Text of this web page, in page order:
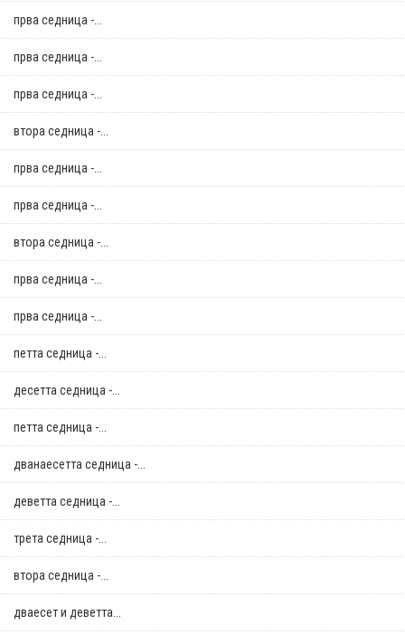
прва седница -...
прва седница -...
прва седница -...
втора седница -...
прва седница -...
прва седница -...
втора седница -...
прва седница -...
прва седница -...
петта седница -...
десетта седница -...
петта седница -...
дванаесетта седница -...
деветта седница -...
трета седница -...
втора седница -...
дваесет и деветта...